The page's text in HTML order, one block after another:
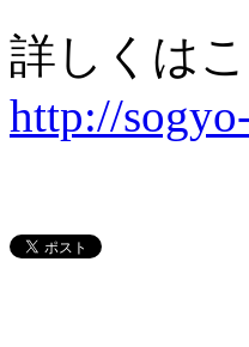
詳しくは
http://